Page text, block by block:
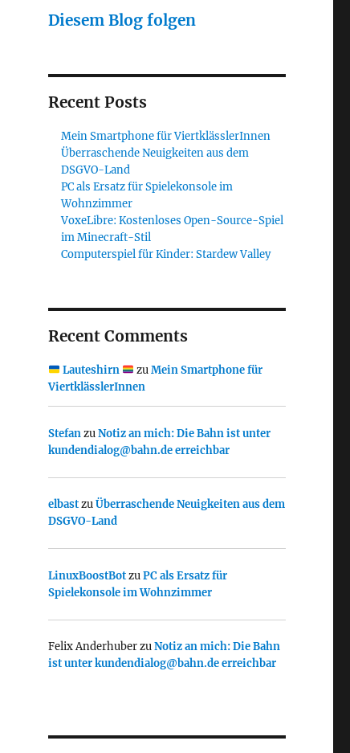
Diesem Blog folgen
Recent Posts
Mein Smartphone für ViertklässlerInnen
Überraschende Neuigkeiten aus dem
DSGVO-Land
PC als Ersatz für Spielekonsole im
Wohnzimmer
VoxeLibre: Kostenloses Open-Source-Spiel
im Minecraft-Stil
Computerspiel für Kinder: Stardew Valley
Recent Comments
Lauteshirn zuMein Smartphone für
ViertklässlerInnen
StefanzuNotiz an mich: Die Bahn ist unter
kundendialog@bahn.de erreichbar
elbastzuÜberraschende Neuigkeiten aus dem
DSGVO-Land
LinuxBoostBotzuPC als Ersatz für
Spielekonsole im Wohnzimmer
Felix AnderhuberzuNotiz an mich: Die Bahn
ist unter kundendialog@bahn.de erreichbar